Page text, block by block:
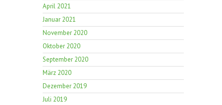
April 2021
Januar 2021
November 2020
Oktober 2020
September 2020
März 2020
Dezember 2019
Juli 2019